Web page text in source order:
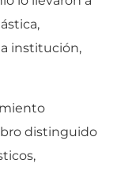
institución,
distinguido